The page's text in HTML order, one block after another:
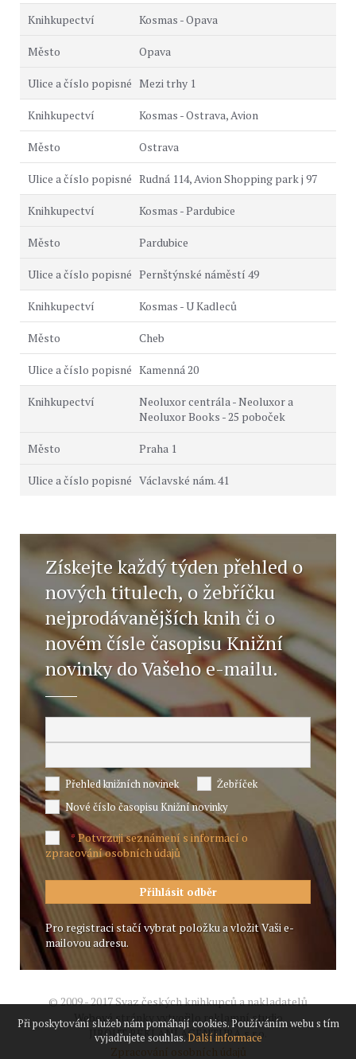
Kosmas - Opava
Opava
Mezi trhy 1
Kosmas - Ostrava, Avion
Ostrava
Rudná 114, Avion Shopping park j 97
Kosmas - Pardubice
Pardubice
Pernštýnské náměstí 49
Kosmas - U Kadleců
Cheb
Kamenná 20
Neoluxor centrála - Neoluxor a
Neoluxor Books - 25 poboček
Praha 1
Václavské nám. 41
Získejte každý týden přehled o
nových titulech, o žebříčku
nejprodávanějších knih či o
novém čísle časopisu Knižní
novinky do Vašeho e-mailu.
Přehled knižních novinek
Žebříček
Nové číslo časopisu Knižní novinky
*Potvrzuji seznámení s informací o
zpracování osobních údajů
Pro registraci stačí vybrat položku a vložit Vaši e-
mailovou adresu.
© 2009 - 2017 Svaz českých knihkupců a nakladatelů
Webové stránky vytvořilo reklamní studio
JIROUT REKLANÍ AGENTURA s.r.o.
Zpracování osobních údajů
Při poskytování služeb nám pomáhají cookies. Používáním webu s tím
vyjadřujete souhlas.Další informace